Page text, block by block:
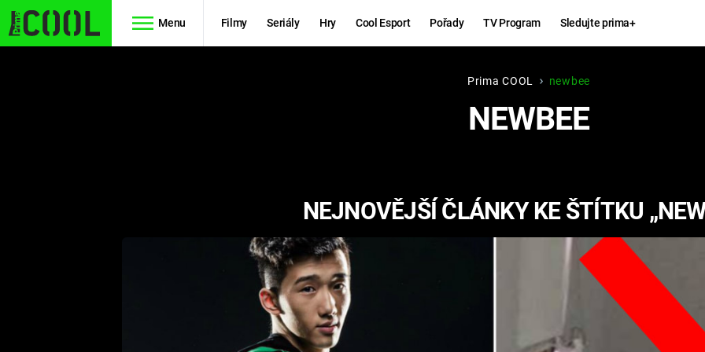
Menu Filmy Seriály Hry Cool Esport Pořady TV Program Sledujte prima+
RYCHLE A
ZBĚSILE 10
PREDÁTOR
KINGDOM
COME:
CHUCK
NORRIS
Prima COOL newbee
NEWBEE
NEJNOVĚJŠÍ ČLÁNKY KE ŠTÍTKU